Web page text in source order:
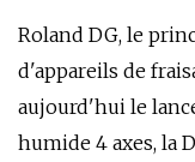
Roland DG, le
d'appareils de
aujourd'hui le
humide 4 axes, la